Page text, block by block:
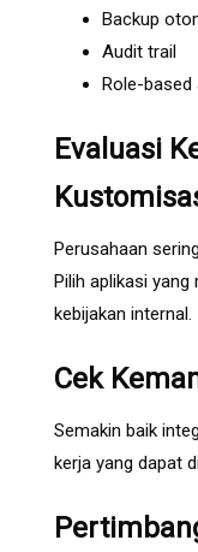
Backup
Audit trail
Role-
Evaluasi
Perusahaan
Pilih aplikasi
kebijakan internal.
Cek
Semakin baik
kerja yang dapat